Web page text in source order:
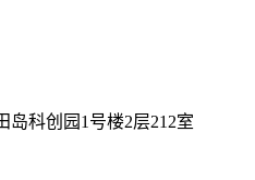
岛科创园1号楼2层212室